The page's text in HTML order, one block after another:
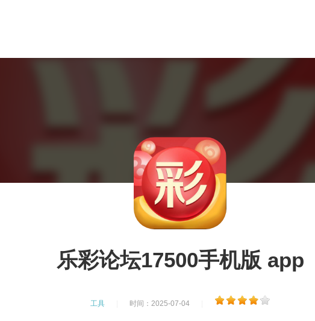
乐彩论坛17500手机版 app
工具 时间：2025-07-04